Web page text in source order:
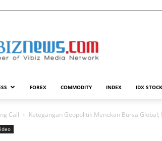
FOREX COMMODITY INDEX IDX STOCK
Call Ketegangan Geopolitik Menekan Bursa